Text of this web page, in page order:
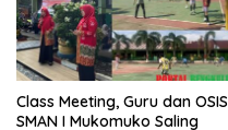
Class Meeting, Guru dan OSIS
SMAN I Mukomuko Saling